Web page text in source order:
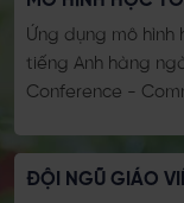
Ứng dụng mô hình
tiếng Anh hàng
Conference -
ĐỘI NGŨ GIÁO